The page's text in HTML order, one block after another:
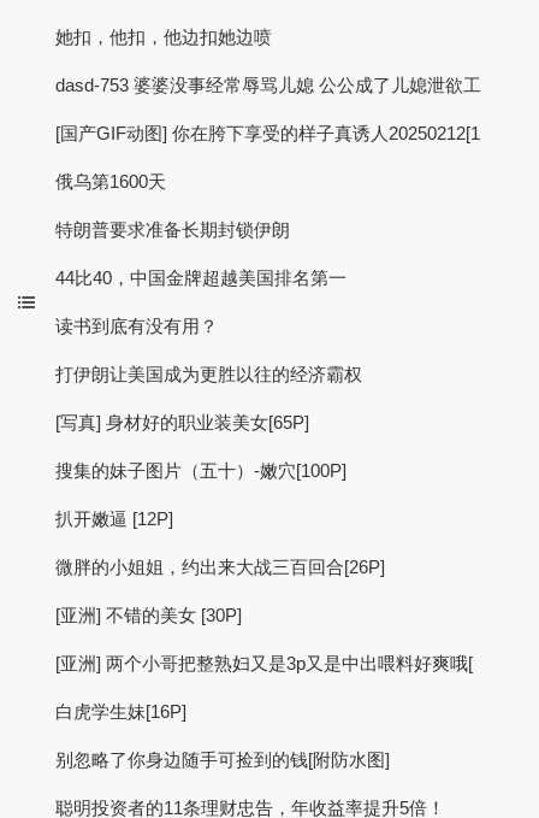
她扣，他扣，他边扣她边喷
dasd-753 婆婆没事经常辱骂儿媳 公公成了儿媳泄欲工
[国产GIF动图] 你在胯下享受的样子真诱人20250212[1
俄乌第1600天
特朗普要求准备长期封锁伊朗
44比40，中国金牌超越美国排名第一
读书到底有没有用？
打伊朗让美国成为更胜以往的经济霸权
[写真] 身材好的职业装美女[65P]
搜集的妹子图片（五十）-嫩穴[100P]
扒开嫩逼 [12P]
微胖的小姐姐，约出来大战三百回合[26P]
[亚洲] 不错的美女 [30P]
[亚洲] 两个小哥把整熟妇又是3p又是中出喂料好爽哦[
白虎学生妹[16P]
别忽略了你身边随手可捡到的钱[附防水图]
聪明投资者的11条理财忠告，年收益率提升5倍！